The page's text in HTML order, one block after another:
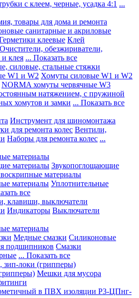
с клеем, черные, усадка 4:1 ...
товары для дома и ремонта
санитарные и акриловые
клеевые Клей
Очистители, обезжириватели,
и клея ... Показать все
силовые, стальные стяжки
W1 и W2 Хомуты силовые W1 и W2
NORMA хомуты червячные W3
натяжением, с пружиной
хомутов и замки ... Показать все
Инструмент для шиномонтажа
для ремонта колес Вентили,
Наборы для ремонта колес ...
материалы
материалы Звукопоглощающие
материалы
материалы Уплотнительные
все
клавиши, выключатели
Индикаторы Выключатели
материалы
Медные смазки Силиконовые
подшипников Смазки
... Показать все
зип-локи (грипперы)
Мешки для мусора
в ПВХ изоляции Р3-ЦПнг-